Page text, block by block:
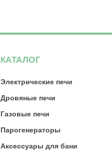
КАТАЛОГ
Электрические печи
Дровяные печи
Газовые печи
Парогенераторы
Аксессуары для бани